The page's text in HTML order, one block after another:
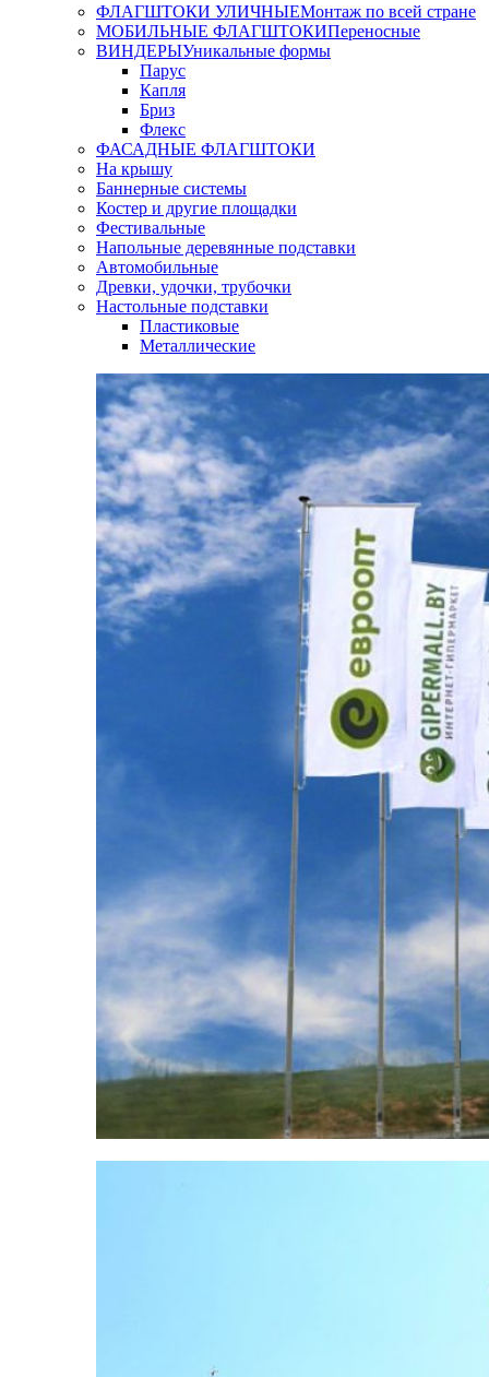
ФЛАГШТОКИ УЛИЧНЫЕМонтаж по всей стране
МОБИЛЬНЫЕ ФЛАГШТОКИПереносные
ВИНДЕРЫУникальные формы
Парус
Капля
Бриз
Флекс
ФАСАДНЫЕ ФЛАГШТОКИ
На крышу
Баннерные системы
Костер и другие площадки
Фестивальные
Напольные деревянные подставки
Автомобильные
Древки, удочки, трубочки
Настольные подставки
Пластиковые
Металлические